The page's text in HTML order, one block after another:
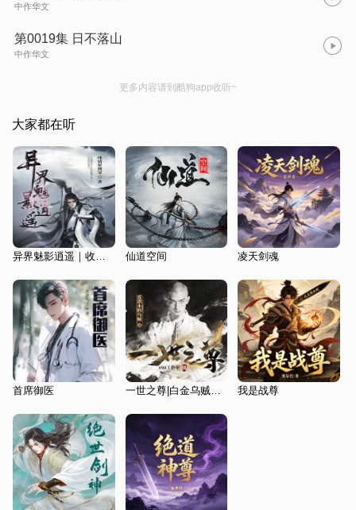
中作华文
第0019集 日不落山
中作华文
更多内容请到酷狗app收听~
大家都在听
异界魅影逍遥｜收个武圣做跟班丨玄幻丨纯情犀利哥 仙道空间 凌天剑魂
首席御医 一世之尊|白金乌贼著|诸天玄幻|武道修仙|精品多人剧 我是战尊